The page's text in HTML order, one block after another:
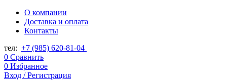
О компании
Доставка и оплата
Контакты
тел: +7 (985) 620-81-04
0 Сравнить
0 Избранное
Вход / Регистрация